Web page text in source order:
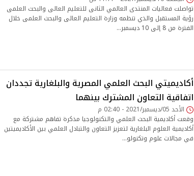
تواصلت فعاليات المنتدى العالمي الثانى للتعليم العالى والبحث العلمى
رؤية المستقبل والذي تنظمه وزارة التعليم العالى والبحث العلمى خلال
الفترة من 8 إلى 10 ديسمبر…
أكاديميتي البحث العلمي المصرية والبلغارية تجددان
اتفاقية التعاون المشترك بينهما
الأحد 05/ديسمبر/2021 - 02:40 م
وقعت أكاديمية البحث العلمي والتكنولوجيا مذكرة تفاهم مشتركة مع
أكاديمية العلوم البلغارية لتعزيز التعاون والتبادل العلمي بين الأكاديميتين
في مجالات علوم وتكنولو…